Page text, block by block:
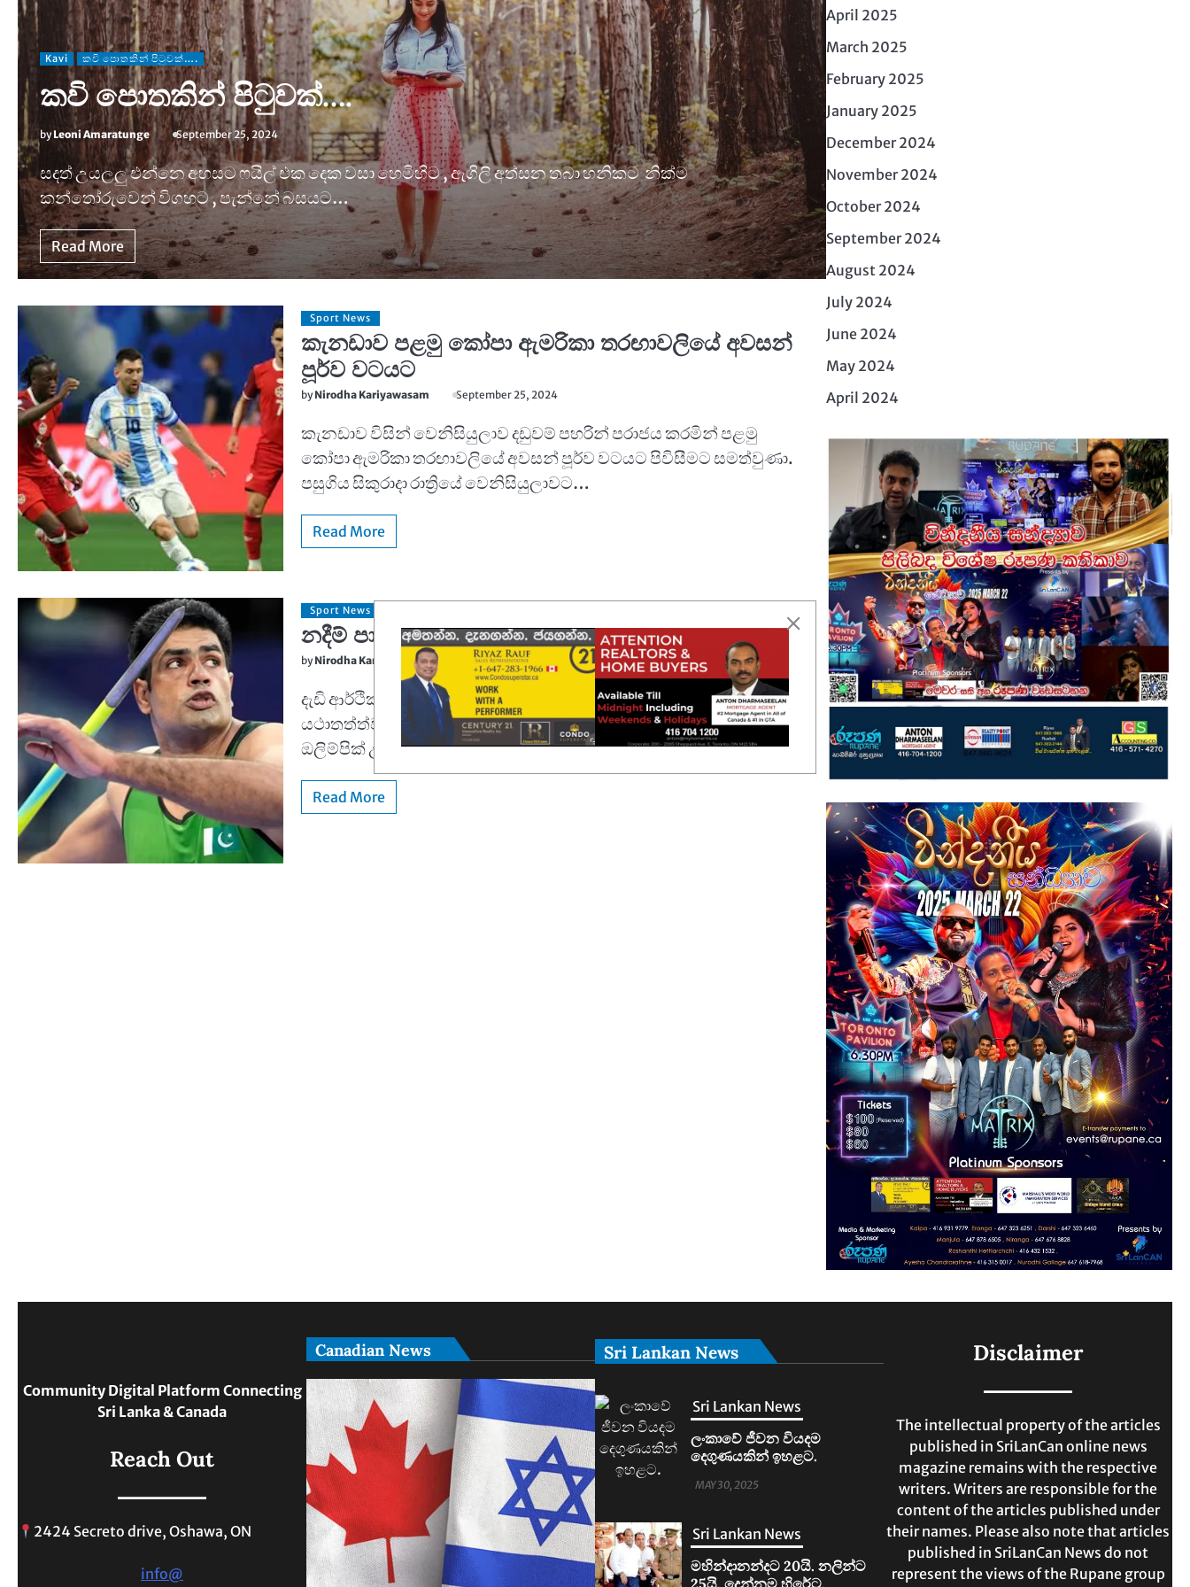
Kavi කවි පොතකින් පිටුවක්….
කවි පොතකින් පිටුවක්….
byLeoni Amaratunge September 25, 2024
සදත් උයලලු එන්නෙ අහසට ෆයිල් එක දෙක වසා හෙමිහිට , ඇගිලි අත්සන තබා හනිකට නික්ම
කන්තෝරුවෙන් විගහට , පැන්නේ බසයට…
Read More
Sport News
කැනඩාව පළමු කෝපා ඇමරිකා තරඟාවලියේ අවසන්
පූර්ව වටයට
byNirodha Kariyawasam September 25, 2024
කැනඩාව විසින් වෙනිසියුලාව දඩුවම් පහරින් පරාජය කරමින් පළමු
කෝපා ඇමරිකා තරඟාවලියේ අවසන් පූර්ව වටයට පිවිසීමට සමත්වුණා.
පසුගිය සිකුරාදා රාත්‍රියේ වෙනිසියුලාවට…
Read More
Sport News
නදීම් පාකිස්තානයට පළමු රන් පදක්කම දිනාදෙයි.
byNirodha Kariyawasam September 23, 2024
දැඩි ආර්ථික අර්බුදයකින් පීඩා විඳිමින් සිටින පාකිස්තානය තවමත්
යථාතත්ත්වයට පත්ව නොමැත. එවන් තත්ත්වයක සිටියත් මෙවර පැරිස්
ඔලිම්පික් උලෙළ නියෝජනය කිරීමට එරට…
Read More
April 2025
March 2025
February 2025
January 2025
December 2024
November 2024
October 2024
September 2024
August 2024
July 2024
June 2024
May 2024
April 2024
Community Digital Platform Connecting
Sri Lanka & Canada
Reach Out
2424 Secreto drive, Oshawa, ON
info@
Canadian News Sri Lankan News
Sri Lankan News
ලංකාවේ ජීවන වියදම
දෙගුණයකින් ඉහළට.
MAY 30, 2025
Sri Lankan News
මහින්දානන්දට 20යි. නලින්ට
25යි. දෙන්නම හිරේට.
Disclaimer
The intellectual property of the articles
published in SriLanCan online news
magazine remains with the respective
writers. Writers are responsible for the
content of the articles published under
their names. Please also note that articles
published in SriLanCan News do not
represent the views of the Rupane group